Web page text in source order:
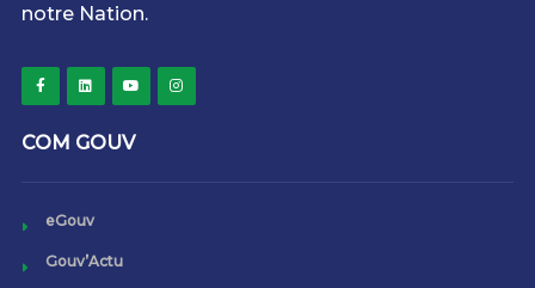
notre Nation.
COM GOUV
eGouv
Gouv’Actu